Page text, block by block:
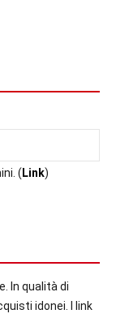
( Link)
In qualità di
idonei. I link